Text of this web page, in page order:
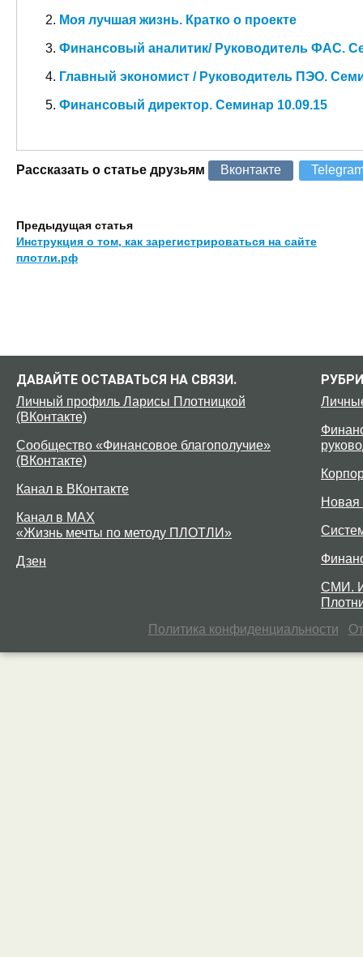
Моя лучшая жизнь. Кратко о проекте
Финансовый аналитик/ Руководитель ФАС.
Главный экономист / Руководитель ПЭО.
Финансовый директор. Семинар 10.09.15
Рассказать о статье друзьям Вконтакте
Предыдущая статья
Инструкция о том, как зарегистрироваться на сайте
плотли.рф
ДАВАЙТЕ ОСТАВАТЬСЯ НА СВЯЗИ.
Личный профиль Ларисы Плотницкой
(ВКонтакте)
Сообщество «Финансовое благополучие»
(ВКонтакте)
Канал в ВКонтакте
Канал в MAX
«Жизнь мечты по методу ПЛОТЛИ»
Дзен
Новая
СМИ.
Политика конфиденциальности